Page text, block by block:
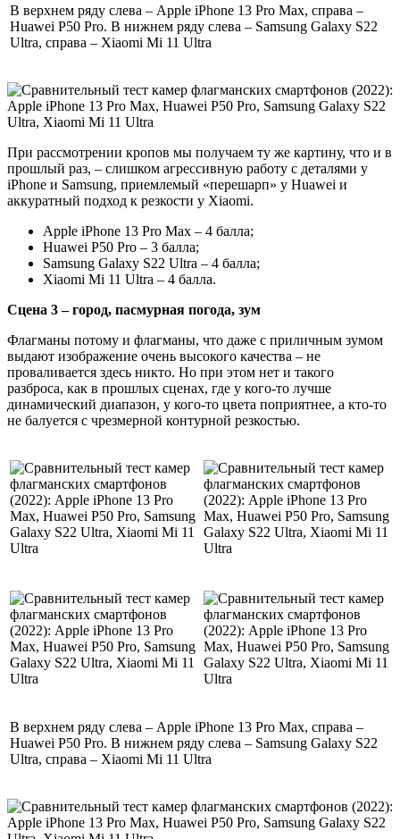
В верхнем ряду слева – Apple iPhone 13 Pro Max, справа –
Huawei P50 Pro. В нижнем ряду слева – Samsung Galaxy S22
Ultra, справа – Xiaomi Mi 11 Ultra
При рассмотрении кропов мы получаем ту же картину, что и в
прошлый раз, – слишком агрессивную работу с деталями у
iPhone и Samsung, приемлемый «перешарп» у Huawei и
аккуратный подход к резкости у Xiaomi.
Apple iPhone 13 Pro Max – 4 балла;
Huawei P50 Pro – 3 балла;
Samsung Galaxy S22 Ultra – 4 балла;
Xiaomi Mi 11 Ultra – 4 балла.
Сцена 3 – город, пасмурная погода, зум
Флагманы потому и флагманы, что даже с приличным зумом
выдают изображение очень высокого качества – не
проваливается здесь никто. Но при этом нет и такого
разброса, как в прошлых сценах, где у кого-то лучше
динамический диапазон, у кого-то цвета поприятнее, а кто-то
не балуется с чрезмерной контурной резкостью.
В верхнем ряду слева – Apple iPhone 13 Pro Max, справа –
Huawei P50 Pro. В нижнем ряду слева – Samsung Galaxy S22
Ultra, справа – Xiaomi Mi 11 Ultra